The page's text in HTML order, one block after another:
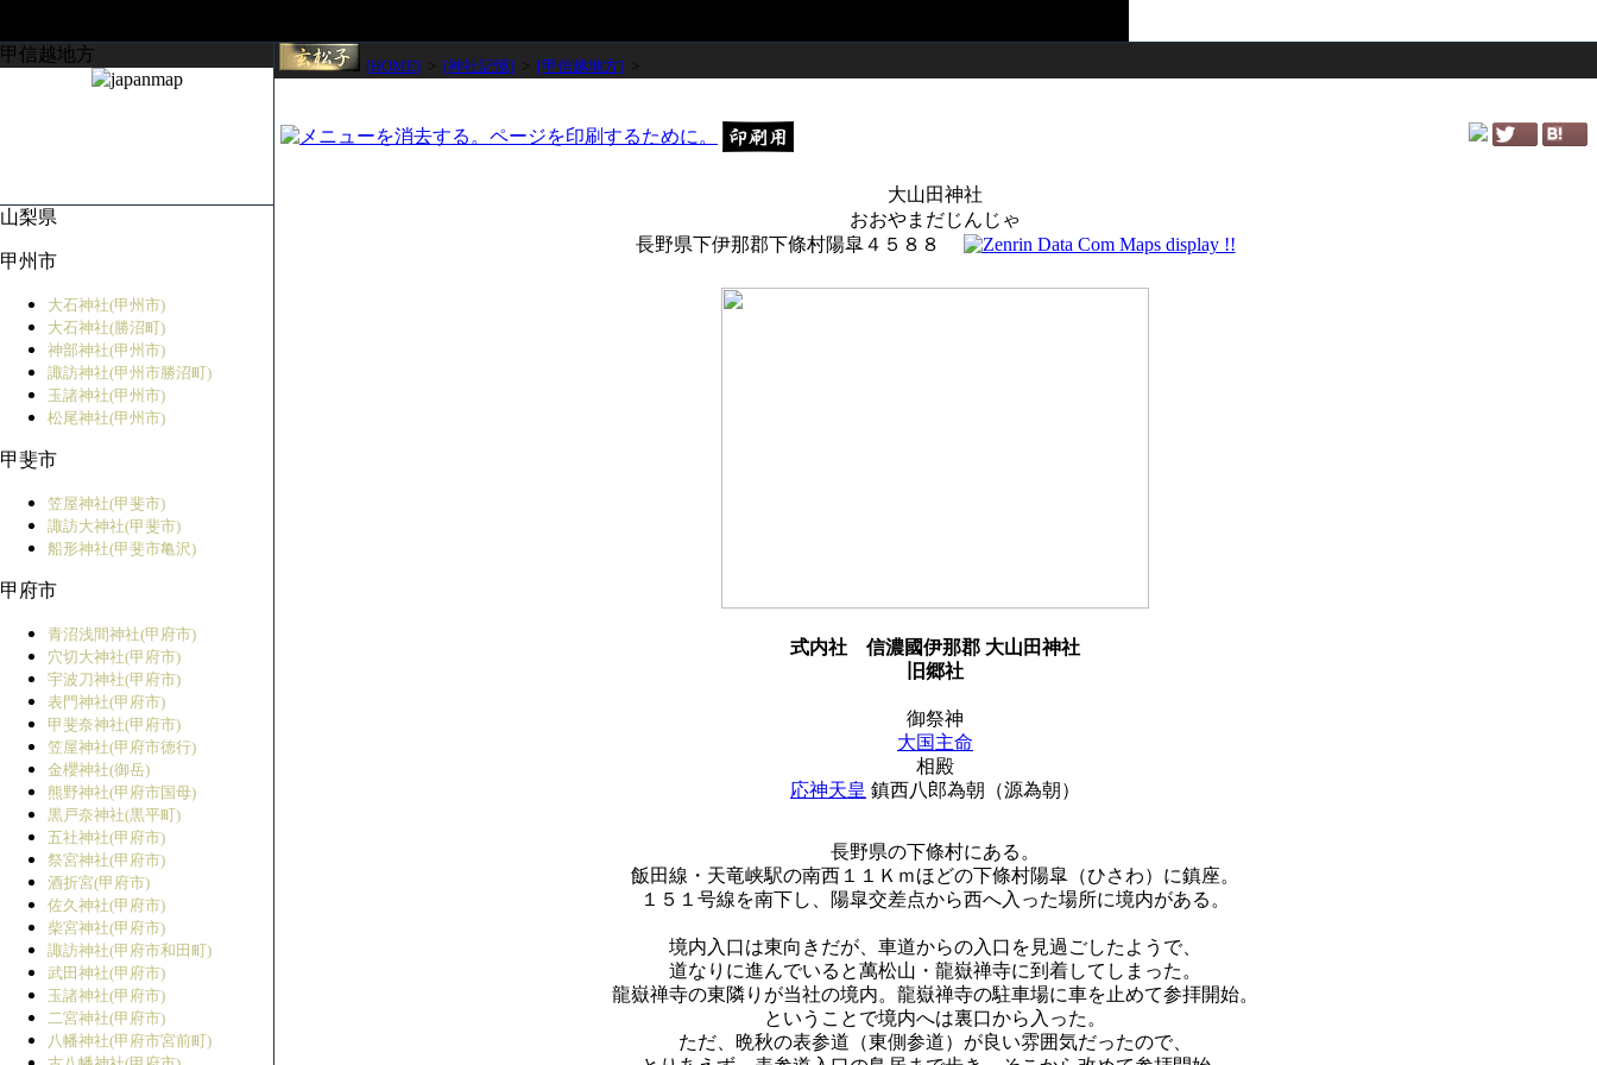
[HOME] [神社記憶] [甲信越地方]
大山田神社
おおやまだじんじゃ
長野県下伊那郡下條村陽皐４５８８
式内社
信濃國伊那郡 大山田神社
旧郷社
御祭神
大国主命
相殿
応神天皇 鎮西八郎為朝（源為朝）
長野県の下條村にある。
飯田線・天竜峡駅の南西１１Ｋｍほどの下條村陽皐（ひさわ）に鎮座。
１５１号線を南下し、陽皐交差点から西へ入った場所に境内がある。
境内入口は東向きだが、車道からの入口を見過ごしたようで、
道なりに進んでいると萬松山・龍嶽禅寺に到着してしまった。
龍嶽禅寺の東隣りが当社の境内。龍嶽禅寺の駐車場に車を止めて参拝開始。
ということで境内へは裏口から入った。
ただ、晩秋の表参道（東側参道）が良い雰囲気だったので、
甲信越地方
山梨県
甲州市
大石神社(甲州市)
大石神社(勝沼町)
神部神社(甲州市)
諏訪神社(甲州市勝沼町)
玉諸神社(甲州市)
松尾神社(甲州市)
甲斐市
笠屋神社(甲斐市)
諏訪大神社(甲斐市)
船形神社(甲斐市亀沢)
甲府市
青沼浅間神社(甲府市)
穴切大神社(甲府市)
宇波刀神社(甲府市)
表門神社(甲府市)
甲斐奈神社(甲府市)
笠屋神社(甲府市徳行)
金櫻神社(御岳)
熊野神社(甲府市国母)
黒戸奈神社(黒平町)
五社神社(甲府市)
祭宮神社(甲府市)
酒折宮(甲府市)
佐久神社(甲府市)
柴宮神社(甲府市)
諏訪神社(甲府市和田町)
武田神社(甲府市)
玉諸神社(甲府市)
二宮神社(甲府市)
八幡神社(甲府市宮前町)